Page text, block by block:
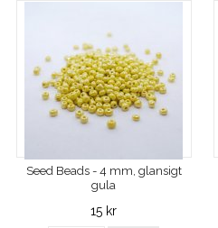
Seed Beads - 4 mm, glansigt
gula
15 kr